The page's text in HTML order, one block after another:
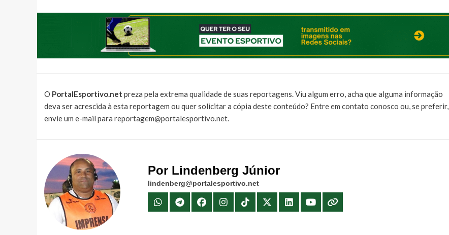
O PortalEsportivo.net preza pela extrema qualidade de suas reportagens. Viu algum erro, acha que alguma informação
deva ser acrescida à esta reportagem ou quer solicitar a cópia deste conteúdo? Entre em contato conosco ou, se preferir,
envie um e-mail para reportagem@portalesportivo.net.
Por Lindenberg Júnior
lindenberg@portalesportivo.net